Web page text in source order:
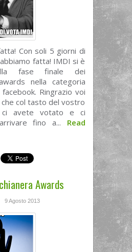
Con soli 5 giorni di
fatta! IMDI si è
fase finale dei
nella categoria
Ringrazio voi
col tasto del vostro
ci avete votato e ci
fino a... Read
Awards
9 Agosto 2013